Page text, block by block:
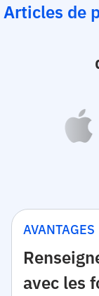
Articles de
AVANTAGES
avec les